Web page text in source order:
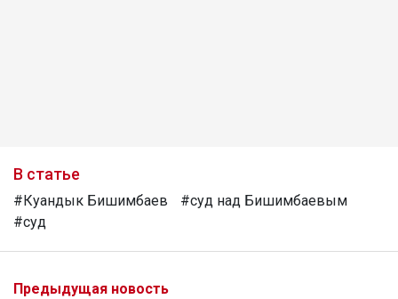
В статье
#Куандык Бишимбаев
#суд над Бишимбаевым
#суд
Предыдущая новость